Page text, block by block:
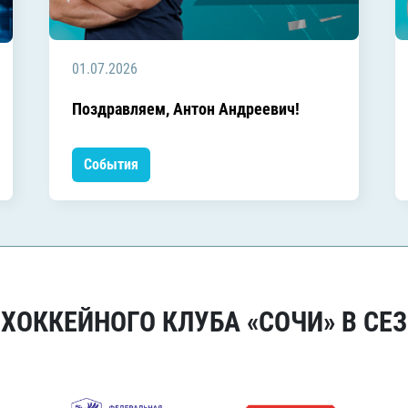
01.07.2026
Поздравляем, Антон Андреевич!
События
КЛУБА «СОЧИ» В